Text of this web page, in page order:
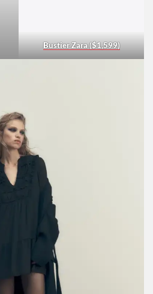
Bustier Zara ($1,599)